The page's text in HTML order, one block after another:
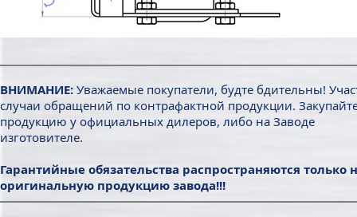
ВНИМАНИЕ: Уважаемые покупатели, будте бдительны!
случаи обращений по контрафактной продукции.
продукцию у официальных дилеров, либо на Заводе
изготовителе.
Гарантийные обязательства распространяются только
оригинальную продукцию завода!!!